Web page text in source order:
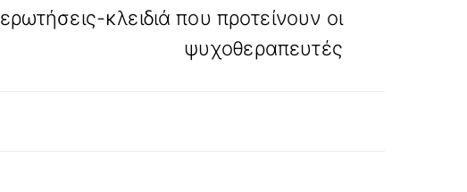
ερωτήσεις-κλειδιά που προτείνουν οι
ψυχοθεραπευτές